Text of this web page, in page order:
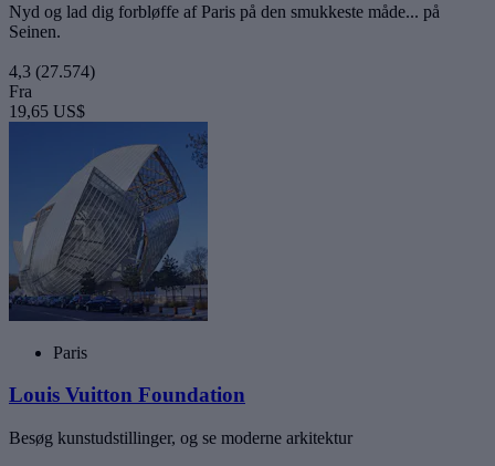
Nyd og lad dig forbløffe af Paris på den smukkeste måde... på
Seinen.
4,3 (27.574)
Fra
19,65 US$
Paris
Louis Vuitton Foundation
Besøg kunstudstillinger, og se moderne arkitektur